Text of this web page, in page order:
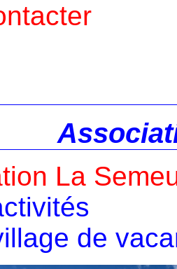
La
de